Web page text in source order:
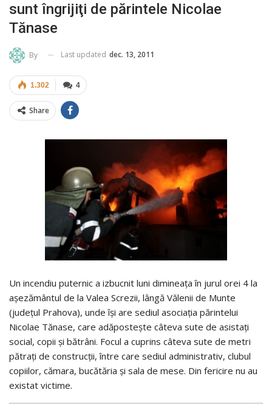
sunt îngrijiţi de părintele Nicolae
Tănase
By Last updated dec. 13, 2011
4
1.302
Share
Un incendiu puternic a izbucnit luni dimineaţa în jurul orei 4 la
aşezământul de la Valea Screzii, lângă Vălenii de Munte
(judeţul Prahova), unde îşi are sediul asociaţia părintelui
Nicolae Tănase, care adăposteşte câteva sute de asistaţi
social, copii şi bătrâni. Focul a cuprins câteva sute de metri
pătraţi de construcţii, între care sediul administrativ, clubul
copiilor, cămara, bucătăria şi sala de mese. Din fericire nu au
existat victime.